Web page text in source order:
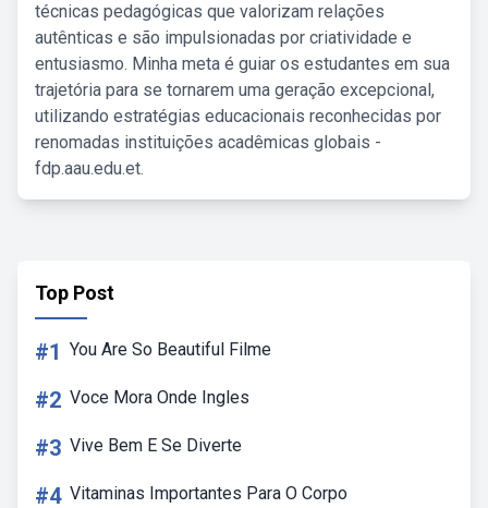
técnicas pedagógicas que valorizam relações
autênticas e são impulsionadas por criatividade e
entusiasmo. Minha meta é guiar os estudantes em sua
trajetória para se tornarem uma geração excepcional,
utilizando estratégias educacionais reconhecidas por
renomadas instituições acadêmicas globais -
fdp.aau.edu.et.
Top Post
#1 You Are So Beautiful Filme
#2 Voce Mora Onde Ingles
#3 Vive Bem E Se Diverte
#4 Vitaminas Importantes Para O Corpo